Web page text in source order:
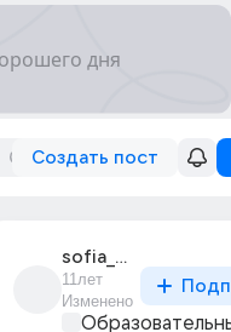
Создать пост
sofia_morskaia
11лет
Изменено